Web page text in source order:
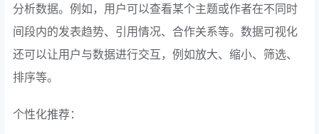
分析数据。例如，用户可以查看某个主题或作者在不同时
间段内的发表趋势、引用情况、合作关系等。数据可视化
还可以让用户与数据进行交互，例如放大、缩小、筛选、
排序等。
个性化推荐：